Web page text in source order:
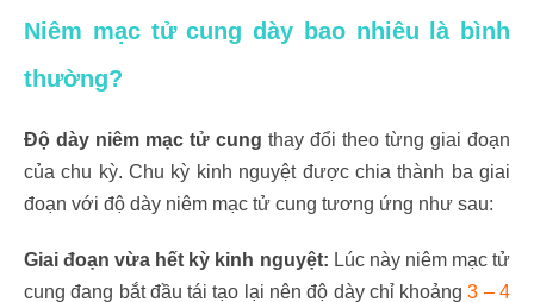
Niêm mạc tử cung dày bao nhiêu là bình
thường?
Độ dày niêm mạc tử cung thay đổi theo từng giai đoạn
của chu kỳ. Chu kỳ kinh nguyệt được chia thành ba giai
đoạn với độ dày niêm mạc tử cung tương ứng như sau:
Giai đoạn vừa hết kỳ kinh nguyệt: Lúc này niêm mạc tử
cung đang bắt đầu tái tạo lại nên độ dày chỉ khoảng 3 – 4